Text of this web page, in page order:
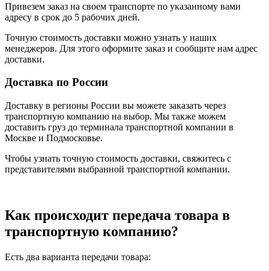
Привезем заказ на своем транспорте по указанному вами
адресу в срок до 5 рабочих дней.
Точную стоимость доставки можно узнать у наших
менеджеров. Для этого оформите заказ и сообщите нам адрес
доставки.
Доставка по России
Доставку в регионы России вы можете заказать через
транспортную компанию на выбор. Мы также можем
доставить груз до терминала транспортной компании в
Москве и Подмосковье.
Чтобы узнать точную стоимость доставки, свяжитесь с
представителями выбранной транспортной компании.
Как происходит передача товара в
транспортную компанию?
Есть два варианта передачи товара: